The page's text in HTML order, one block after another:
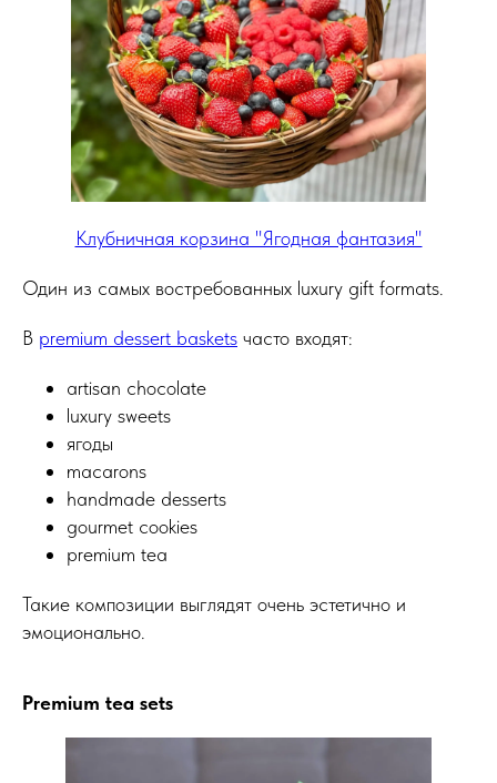
Клубничная корзина "Ягодная фантазия"
Один из самых востребованных luxury gift formats.
В premium dessert baskets часто входят:
artisan chocolate
luxury sweets
ягоды
macarons
handmade desserts
gourmet cookies
premium tea
Такие композиции выглядят очень эстетично и
эмоционально.
Premium tea sets